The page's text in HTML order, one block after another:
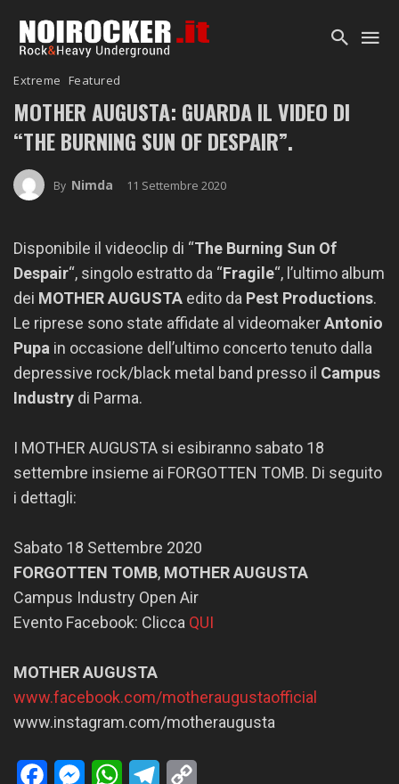
Extreme Featured
MOTHER AUGUSTA: GUARDA IL VIDEO DI
“THE BURNING SUN OF DESPAIR”.
By Nimda 11 Settembre 2020
Disponibile il videoclip di “The Burning Sun Of
Despair“, singolo estratto da “Fragile“, l’ultimo album
dei MOTHER AUGUSTA edito da Pest Productions.
Le riprese sono state affidate al videomakerAntonio
Pupa in occasione dell’ultimo concerto tenuto dalla
depressive rock/black metal band presso il Campus
Industry di Parma.
I MOTHER AUGUSTA si esibiranno sabato 18
settembre insieme ai FORGOTTEN TOMB. Di seguito
i dettagli:
Sabato 18 Settembre 2020
FORGOTTEN TOMB, MOTHER AUGUSTA
Campus Industry Open Air
Evento Facebook: Clicca QUI
MOTHER AUGUSTA
www.facebook.com/motheraugustaofficial
www.instagram.com/motheraugusta
FacebookMessengerWhatsAppTelegram